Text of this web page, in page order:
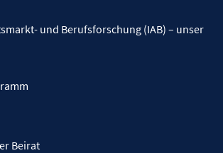
und Berufsforschung (IAB) – unser
Beirat